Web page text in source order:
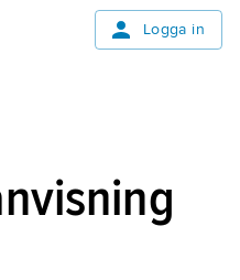
Logga in